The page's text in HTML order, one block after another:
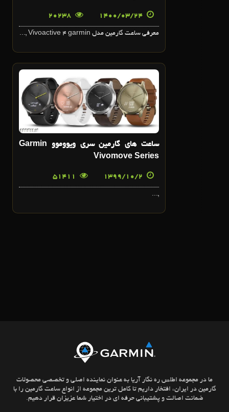
معرفي ساعت گارمين مدل Vivoactive 4 garmin ,...
ساعت هاي گارمين سري ويووموو Garmin
Vivomove Series
,...
ما در مجموعه اطلس ره نگار آریا به عنوان نماینده اصلی و تخصصی محصولات
گارمین در ایران، افتخار داریم تا کامل ترین مجموعه از انواع ساعت گارمین را با
ضمانت اصالت و پشتیبانی حرفه ای در اختیار شما عزیزان قرار دهیم.